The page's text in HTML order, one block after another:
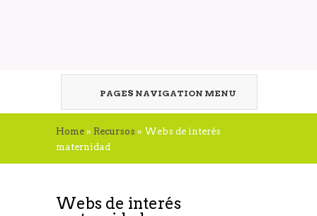
PAGES NAVIGATION MENU
Home » Recursos » Webs de interés
maternidad
Webs de interés